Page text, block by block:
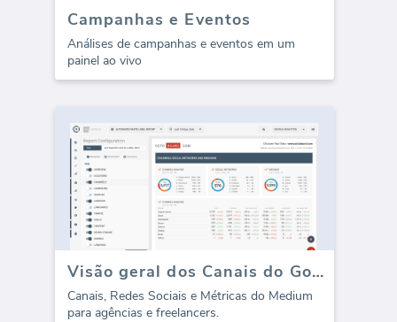
Campanhas e Eventos
Análises de campanhas e eventos em um
painel ao vivo
Visão geral dos Canais do Google Analytics (relatório)
Canais, Redes Sociais e Métricas do Medium
para agências e freelancers.